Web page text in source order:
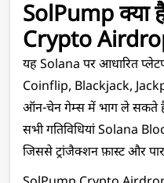
SolPump क्या
Crypto
यह Solana पर आधारित
Coinflip, Blackjack,
ऑन-चेन गेम्स में भाग ले सकते
सभी गतिविधियां Solana
जिससे ट्रांजैक्शन फ़ास्ट और